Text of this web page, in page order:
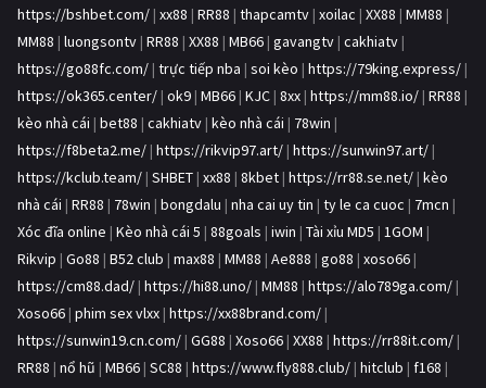
https://bshbet.com/ | xx88 | RR88 | thapcamtv | xoilac | XX88 | MM88 |
MM88 | luongsontv | RR88 | XX88 | MB66 | gavangtv | cakhiatv |
https://go88fc.com/ | trực tiếp nba | soi kèo | https://79king.express/ |
https://ok365.center/ | ok9 | MB66 | KJC | 8xx | https://mm88.io/ | RR88 |
kèo nhà cái | bet88 | cakhiatv | kèo nhà cái | 78win |
https://f8beta2.me/ | https://rikvip97.art/ | https://sunwin97.art/ |
https://kclub.team/ | SHBET | xx88 | 8kbet | https://rr88.se.net/ | kèo
nhà cái | RR88 | 78win | bongdalu | nha cai uy tin | ty le ca cuoc | 7mcn |
Xóc đĩa online | Kèo nhà cái 5 | 88goals | iwin | Tài xỉu MD5 | 1GOM |
Rikvip | Go88 | B52 club | max88 | MM88 | Ae888 | go88 | xoso66 |
https://cm88.dad/ | https://hi88.uno/ | MM88 | https://alo789ga.com/ |
Xoso66 | phim sex vlxx | https://xx88brand.com/ |
https://sunwin19.cn.com/ | GG88 | Xoso66 | XX88 | https://rr88it.com/ |
RR88 | nổ hũ | MB66 | SC88 | https://www.fly888.club/ | hitclub | f168 |